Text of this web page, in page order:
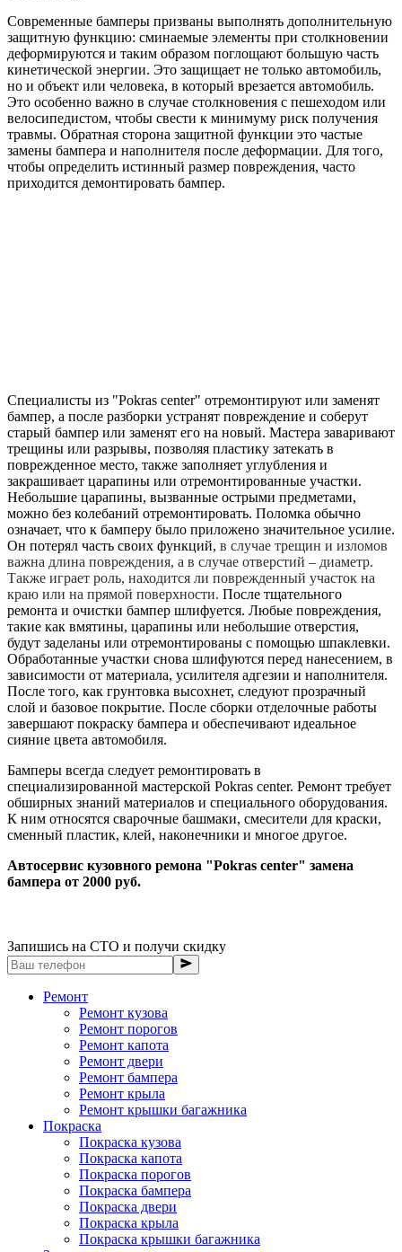
Современные бамперы призваны выполнять дополнительную
защитную функцию: сминаемые элементы при столкновении
деформируются и таким образом поглощают большую часть
кинетической энергии. Это защищает не только автомобиль,
но и объект или человека, в который врезается автомобиль.
Это особенно важно в случае столкновения с пешеходом или
велосипедистом, чтобы свести к минимуму риск получения
травмы. Обратная сторона защитной функции это частые
замены бампера и наполнителя после деформации. Для того,
чтобы определить истинный размер повреждения, часто
приходится демонтировать бампер.
Специалисты из "Pokras center" отремонтируют или заменят
бампер, а после разборки устранят повреждение и соберут
старый бампер или заменят его на новый. Мастера заваривают
трещины или разрывы, позволяя пластику затекать в
поврежденное место, также заполняет углубления и
закрашивает царапины или отремонтированные участки.
Небольшие царапины, вызванные острыми предметами,
можно без колебаний отремонтировать. Поломка обычно
означает, что к бамперу было приложено значительное усилие.
Он потерял часть своих функций, в случае трещин и изломов
важна длина повреждения, а в случае отверстий – диаметр.
Также играет роль, находится ли поврежденный участок на
краю или на прямой поверхности. После тщательного
ремонта и очистки бампер шлифуется. Любые повреждения,
такие как вмятины, царапины или небольшие отверстия,
будут заделаны или отремонтированы с помощью шпаклевки.
Обработанные участки снова шлифуются перед нанесением, в
зависимости от материала, усилителя адгезии и наполнителя.
После того, как грунтовка высохнет, следуют прозрачный
слой и базовое покрытие. После сборки отделочные работы
завершают покраску бампера и обеспечивают идеальное
сияние цвета автомобиля.
Бамперы всегда следует ремонтировать в
специализированной мастерской Pokras center. Ремонт требует
обширных знаний материалов и специального оборудования.
К ним относятся сварочные башмаки, смесители для краски,
сменный пластик, клей, наконечники и многое другое.
Автосервис кузовного ремона "Pokras center" замена
бампера от 2000 руб.
Запишись на СТО и получи скидку
Ремонт
Ремонт кузова
Ремонт порогов
Ремонт капота
Ремонт двери
Ремонт бампера
Ремонт крыла
Ремонт крышки багажника
Покраска
Покраска кузова
Покраска капота
Покраска порогов
Покраска бампера
Покраска двери
Покраска крыла
Покраска крышки багажника